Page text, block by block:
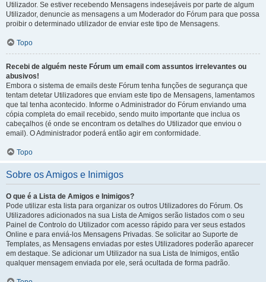
Utilizador. Se estiver recebendo Mensagens indesejáveis por parte de algum
Utilizador, denuncie as mensagens a um Moderador do Fórum para que possa
proibir o determinado utilizador de enviar este tipo de Mensagens.
Topo
Recebi de alguém neste Fórum um email com assuntos irrelevantes ou
abusivos!
Embora o sistema de emails deste Fórum tenha funções de segurança que
tentam detetar Utilizadores que enviam este tipo de Mensagens, lamentamos
que tal tenha acontecido. Informe o Administrador do Fórum enviando uma
cópia completa do email recebido, sendo muito importante que inclua os
cabeçalhos (é onde se encontram os detalhes do Utilizador que enviou o
email). O Administrador poderá então agir em conformidade.
Topo
Sobre os Amigos e Inimigos
O que é a Lista de Amigos e Inimigos?
Pode utilizar esta lista para organizar os outros Utilizadores do Fórum. Os
Utilizadores adicionados na sua Lista de Amigos serão listados com o seu
Painel de Controlo do Utilizador com acesso rápido para ver seus estados
Online e para enviá-los Mensagens Privadas. Se solicitar ao Suporte de
Templates, as Mensagens enviadas por estes Utilizadores poderão aparecer
em destaque. Se adicionar um Utilizador na sua Lista de Inimigos, então
qualquer mensagem enviada por ele, será ocultada de forma padrão.